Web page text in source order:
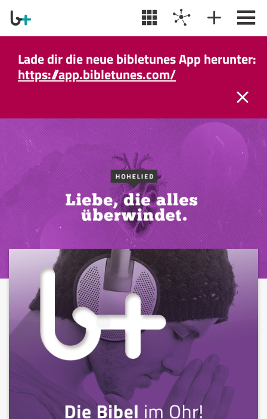
Lade dir die neue bibletunes App herunter:
https://app.bibletunes.com/